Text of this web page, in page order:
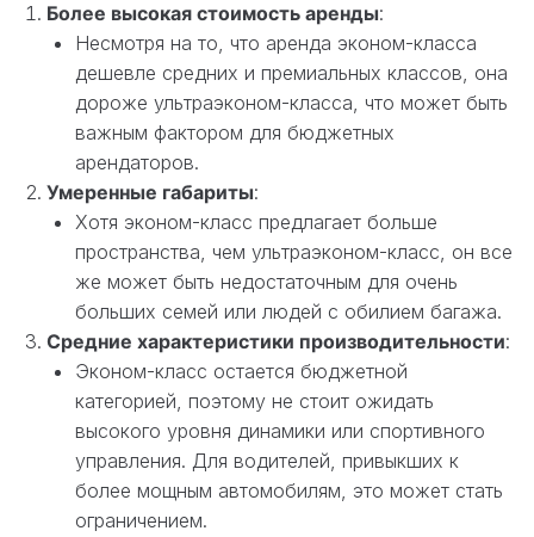
Более высокая стоимость аренды:
Несмотря на то, что аренда эконом-класса
дешевле средних и премиальных классов, она
дороже ультраэконом-класса, что может быть
важным фактором для бюджетных
арендаторов.
Умеренные габариты:
Хотя эконом-класс предлагает больше
пространства, чем ультраэконом-класс, он все
же может быть недостаточным для очень
больших семей или людей с обилием багажа.
Средние характеристики производительности:
Эконом-класс остается бюджетной
категорией, поэтому не стоит ожидать
высокого уровня динамики или спортивного
управления. Для водителей, привыкших к
более мощным автомобилям, это может стать
ограничением.